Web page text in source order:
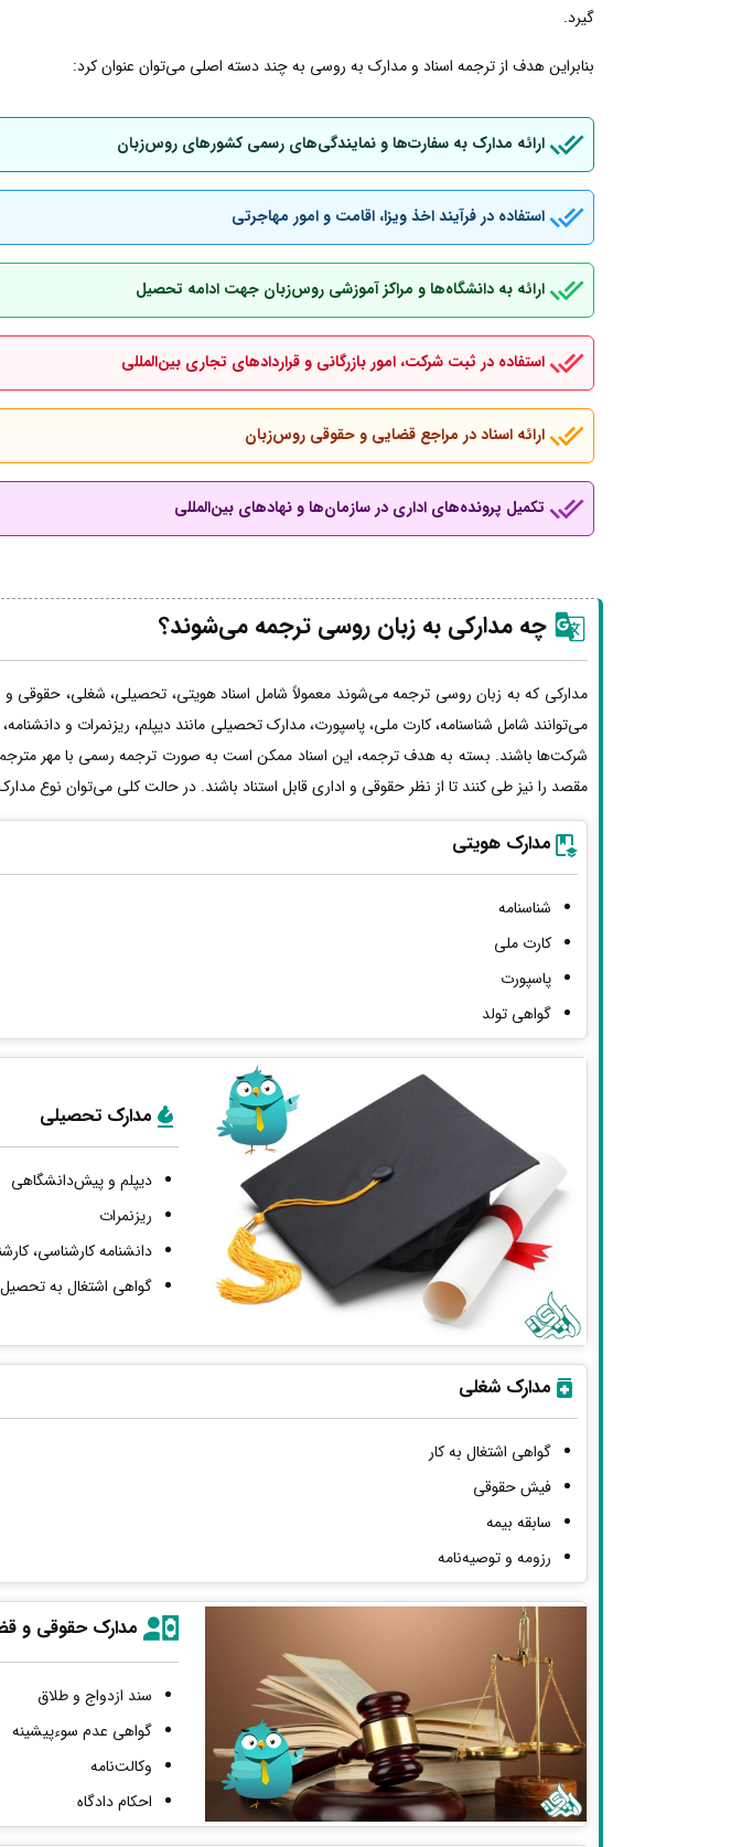
گیرد.
بنابراین هدف از ترجمه اسناد و مدارک به روسی به چند دسته اصلی می‌توان عنوان کرد:
ارائه مدارک به سفارت‌ها و نمایندگی‌های رسمی کشورهای روس‌زبان
استفاده در فرآیند اخذ ویزا، اقامت و امور مهاجرتی
ارائه به دانشگاه‌ها و مراکز آموزشی روس‌زبان جهت ادامه تحصیل
استفاده در ثبت شرکت، امور بازرگانی و قراردادهای تجاری بین‌المللی
ارائه اسناد در مراجع قضایی و حقوقی روس‌زبان
تکمیل پرونده‌های اداری در سازمان‌ها و نهادهای بین‌المللی
چه مدارکی به زبان روسی ترجمه می‌شوند؟
مدارکی که به زبان روسی ترجمه می‌شوند معمولاً شامل اسناد هویتی، تحصیلی، شغلی، حقوقی و
می‌توانند شامل شناسنامه، کارت ملی، پاسپورت، مدارک تحصیلی مانند دیپلم، ریزنمرات و
شرکت‌ها باشند. بسته به هدف ترجمه، این اسناد ممکن است به صورت ترجمه رسمی با مهر
مقصد را نیز طی کنند تا از نظر حقوقی و اداری قابل استناد باشند. در حالت کلی می‌توان نوع
مدارک هویتی
شناسنامه
کارت ملی
پاسپورت
گواهی تولد
مدارک تحصیلی
دیپلم و پیش‌دانشگاهی
ریزنمرات
دانشنامه کارشناسی،
گواهی اشتغال به تحصیل
مدارک شغلی
گواهی اشتغال به کار
فیش حقوقی
سابقه بیمه
رزومه و توصیه‌نامه
مدارک حقوقی و
سند ازدواج و طلاق
گواهی عدم سوءپیشینه
وکالت‌نامه
احکام دادگاه